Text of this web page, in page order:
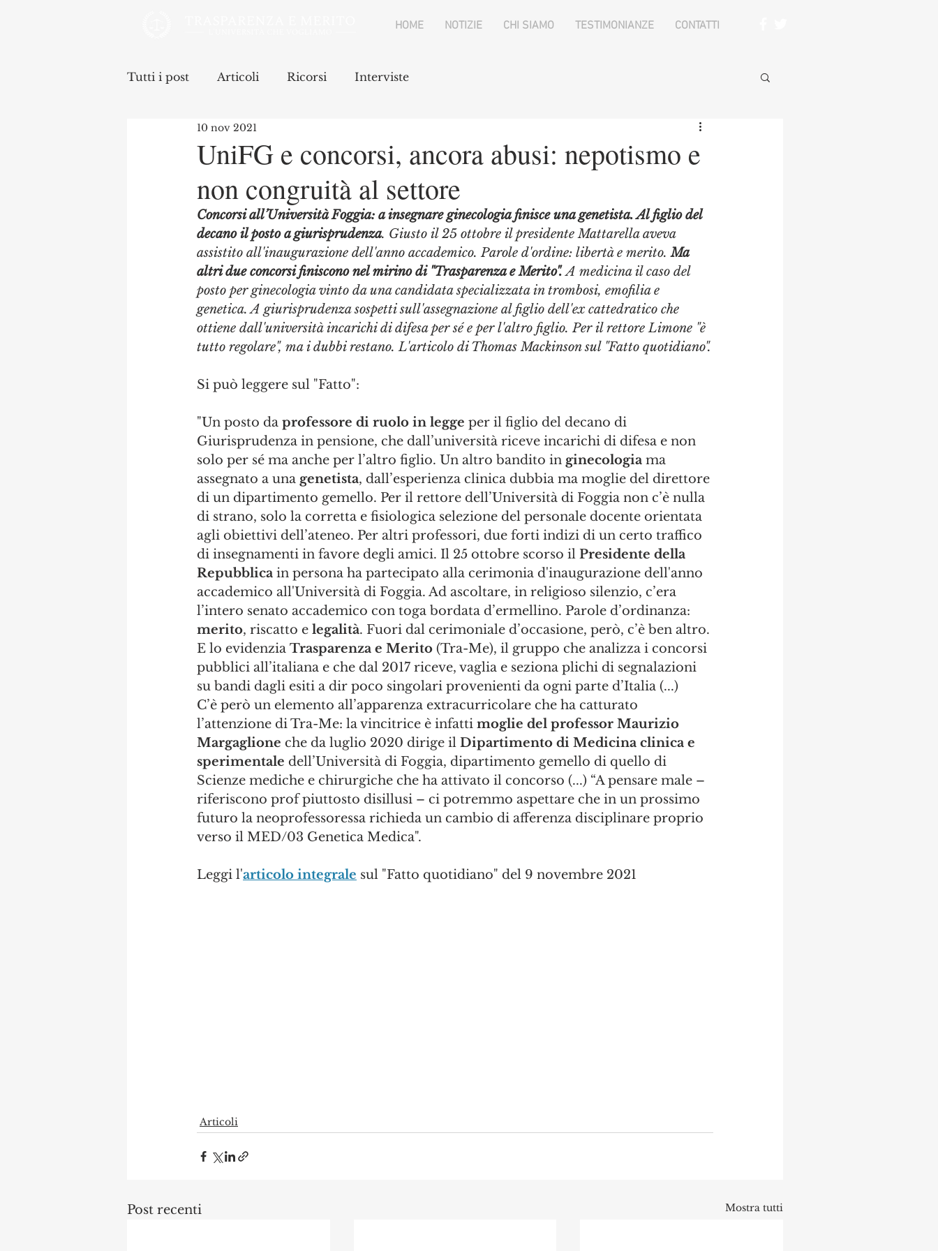
HOME NOTIZIE CHI SIAMO TESTIMONIANZE CONTATTI
Tutti i post Articoli Ricorsi Interviste
UniFG e concorsi, ancora abusi: nepotismo e
non congruità al settore
10 nov 2021
Concorsi all’Università Foggia: a insegnare ginecologia finisce una genetista. Al figlio del
decano il posto a giurisprudenza. Giusto il 25 ottobre il presidente Mattarella aveva
assistito all'inaugurazione dell'anno accademico. Parole d'ordine: libertà e merito. Ma
altri due concorsi finiscono nel mirino di "Trasparenza e Merito". A medicina il caso del
posto per ginecologia vinto da una candidata specializzata in trombosi, emofilia e
genetica. A giurisprudenza sospetti sull'assegnazione al figlio dell'ex cattedratico che
ottiene dall'università incarichi di difesa per sé e per l'altro figlio. Per il rettore Limone "è
tutto regolare", ma i dubbi restano. L'articolo di Thomas Mackinson sul "Fatto quotidiano".
Si può leggere sul "Fatto":
"Un posto da professore di ruolo in legge per il figlio del decano di
Giurisprudenza in pensione, che dall’università riceve incarichi di difesa e non
solo per sé ma anche per l’altro figlio. Un altro bandito in ginecologia ma
assegnato a una genetista, dall’esperienza clinica dubbia ma moglie del direttore
di un dipartimento gemello. Per il rettore dell’Università di Foggia non c’è nulla
di strano, solo la corretta e fisiologica selezione del personale docente orientata
agli obiettivi dell’ateneo. Per altri professori, due forti indizi di un certo traffico
di insegnamenti in favore degli amici. Il 25 ottobre scorso il Presidente della
Repubblica in persona ha partecipato alla cerimonia d'inaugurazione dell'anno
accademico all'Università di Foggia. Ad ascoltare, in religioso silenzio, c’era
l’intero senato accademico con toga bordata d’ermellino. Parole d’ordinanza:
merito, riscatto e legalità. Fuori dal cerimoniale d’occasione, però, c’è ben altro.
E lo evidenzia Trasparenza e Merito (Tra-Me), il gruppo che analizza i concorsi
pubblici all’italiana e che dal 2017 riceve, vaglia e seziona plichi di segnalazioni
su bandi dagli esiti a dir poco singolari provenienti da ogni parte d’Italia (...)
C’è però un elemento all’apparenza extracurricolare che ha catturato
l’attenzione di Tra-Me: la vincitrice è infatti moglie del professor Maurizio
Margaglione che da luglio 2020 dirige il Dipartimento di Medicina clinica e
sperimentale dell’Università di Foggia, dipartimento gemello di quello di
Scienze mediche e chirurgiche che ha attivato il concorso (...) “A pensare male –
riferiscono prof piuttosto disillusi – ci potremmo aspettare che in un prossimo
futuro la neoprofessoressa richieda un cambio di afferenza disciplinare proprio
verso il MED/03 Genetica Medica".
Leggi l'articolo integrale sul "Fatto quotidiano" del 9 novembre 2021
Articoli
Post recenti Mostra tutti